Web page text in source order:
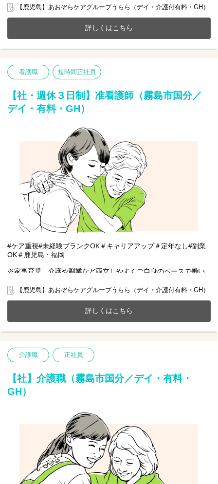
2024年12月にリニューアルOPEN！霧島市国分にある介護付き有
料老人ホーム(全10室)とデイサービスが一体となったホームで一緒
20～70代まで幅広い年齢層の方が活躍中です。
今までのご経験やスキルを当社で発揮して頂ける方を募集してい
【仕事内容】看護業務全般
〇服薬準備、医療的ケア
〇介助サポートなど
※初めての方は先輩が丁寧にサポートしますのでご安心ください
【鹿児島】あおぞらケアグループうらら（デイ・介護付有料・GH）
詳しくはこちら
看護職 短時間正社員
【社・週休３日制】准看護師（霧島市国分／
デイ・有料・GH）
#ケア重視#未経験ブランクOK＃キャリアアップ＃定年なし#副業
OK＃鹿児島・福岡
※家事育児、介護や副業など両立しやすくご自身のペースで働い
2024年12月にリニューアルOPEN！霧島市国分にある介護付き有
20～70代まで幅広い年齢層の方が活躍中です。
今までのご経験やスキルを当社で発揮して頂ける方を募集してい
【仕事内容】看護業務全般
〇服薬準備、医療的ケア
〇介助サポートなど
※初めての方は先輩が丁寧にサポートしますのでご安心ください
【鹿児島】あおぞらケアグループうらら（デイ・介護付有料・GH）
詳しくはこちら
介護職 正社員
【社】介護職（霧島市国分／デイ・有料・
GH）